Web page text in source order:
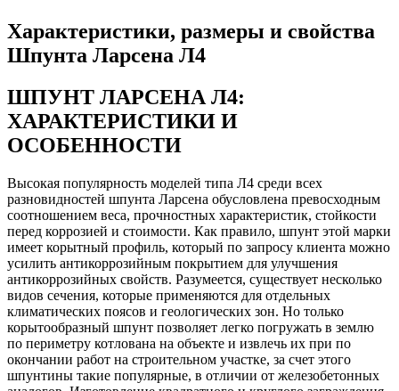
Характеристики, размеры и свойства
Шпунта Ларсена Л4
ШПУНТ ЛАРСЕНА Л4:
ХАРАКТЕРИСТИКИ И
ОСОБЕННОСТИ
Высокая популярность моделей типа Л4 среди всех
разновидностей шпунта Ларсена обусловлена превосходным
соотношением веса, прочностных характеристик, стойкости
перед коррозией и стоимости. Как правило, шпунт этой марки
имеет корытный профиль, который по запросу клиента можно
усилить антикоррозийным покрытием для улучшения
антикоррозийных свойств. Разумеется, существует несколько
видов сечения, которые применяются для отдельных
климатических поясов и геологических зон. Но только
корытообразный шпунт позволяет легко погружать в землю
по периметру котлована на объекте и извлечь их при по
окончании работ на строительном участке, за счет этого
шпунтины такие популярные, в отличии от железобетонных